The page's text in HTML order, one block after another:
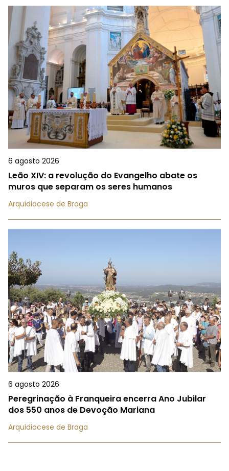
6 agosto 2026
Leão XIV: a revolução do Evangelho abate os
muros que separam os seres humanos
Arquidiocese de Braga
6 agosto 2026
Peregrinação à Franqueira encerra Ano Jubilar
dos 550 anos de Devoção Mariana
Arquidiocese de Braga